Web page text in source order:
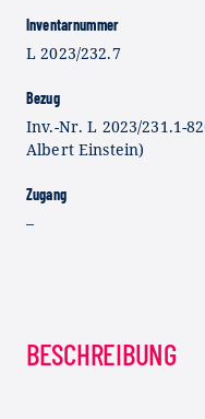
Inventarnummer
L 2023/232.7
Bezug
Inv.-Nr. L 2023/231.1-
Albert Einstein)
Zugang
–
BESCHREIBUNG